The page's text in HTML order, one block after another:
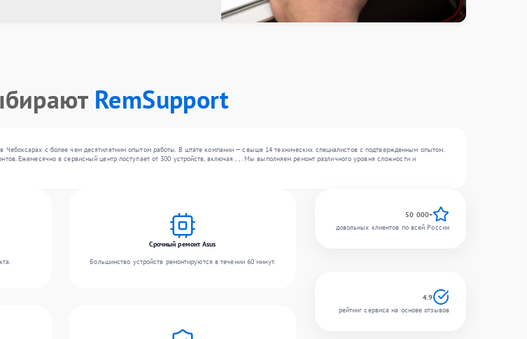
RemSupport
с более чем десятилетним опытом работы. В штате компании — свыше 14 технических специалистов с подтвержденным опытом.
Ежемесячно в сервисный центр поступает от 300 устройств, включая , , . Мы выполняем ремонт различного уровня сложности и
Срочный ремонт Asus
Большинство устройств ремонтируются в течении 60 минут.
50 000+
довольных клиентов по всей России
4.9
рейтинг сервиса на основе отзывов